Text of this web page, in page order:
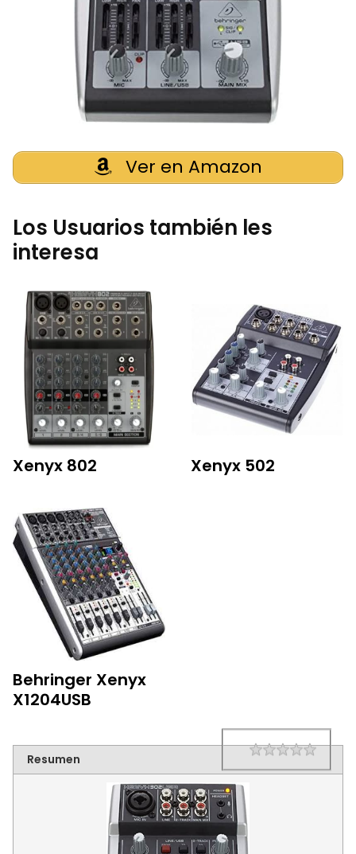
Ver en Amazon
Los Usuarios también les
interesa
Xenyx 802 Xenyx 502
Behringer Xenyx
X1204USB
Resumen Rating 1 star
2
3
4
5